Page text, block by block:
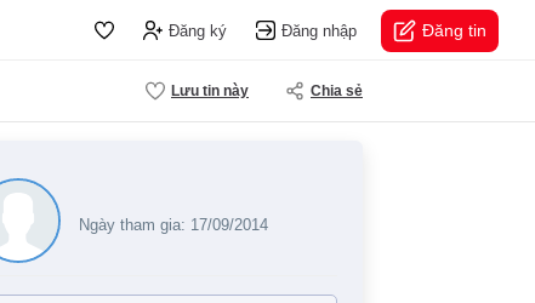
Đăng ký Đăng nhập Đăng tin
Lưu tin này Chia sẻ
Ngày tham gia: 17/09/2014